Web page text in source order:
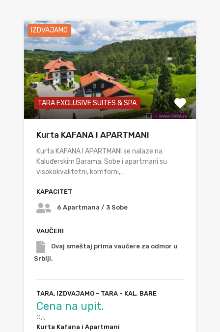
IZDVAJAMO
TARA EXCLUSIVE SUITES & SPA
Kurta KAFANA I APARTMANI
Kurta KAFANA I APARTMANI se nalaze na
Kaluđerskim Barama. Sobe i apartmani su
visokokvalitetni, komforni,…
KAPACITET
6 Apartmana / 3 Sobe
VAUČERI
Ovaj smeštaj prima vaučere za odmor u
Srbiji.
TARA, IZDVAJAMO - TARA - KAL. BARE
Cena na upit.
Од
Kurta Kafana i Apartmani